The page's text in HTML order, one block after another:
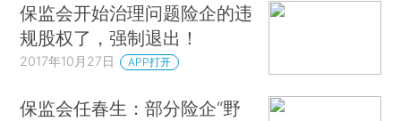
保监会开始治理问题险企的违
规股权了，强制退出！
2017年10月27日 APP打开
保监会任春生：部分险企“野